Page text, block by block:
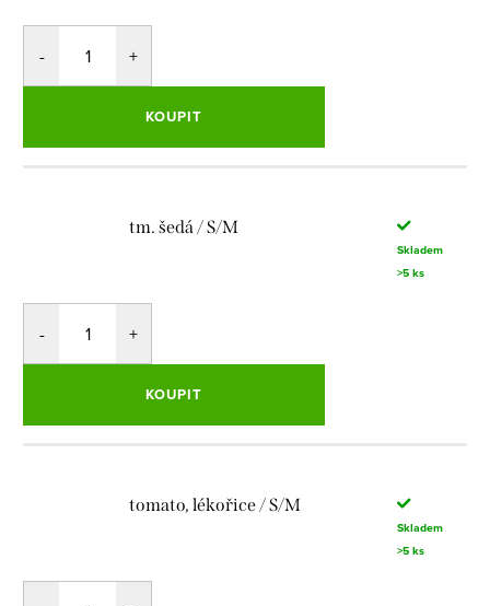
KOUPIT
tm. šedá / S/M
Skladem
>5 ks
KOUPIT
tomato, lékořice / S/M
Skladem
>5 ks